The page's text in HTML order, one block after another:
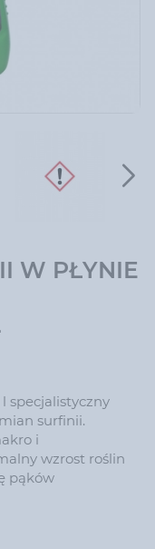
W PŁYNIE
specjalistyczny
surfinii.
i
wzrost roślin
pąków